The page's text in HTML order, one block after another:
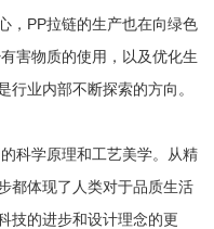
，PP拉链的生产也在向绿色
害物质的使用，以及优化生
行业内部不断探索的方向。
科学原理和工艺美学。从精
都体现了人类对于品质生活
技的进步和设计理念的更